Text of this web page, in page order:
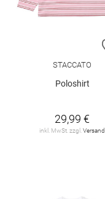
STACCATO
Poloshirt
29,99 €
inkl. MwSt. zzgl. Versand